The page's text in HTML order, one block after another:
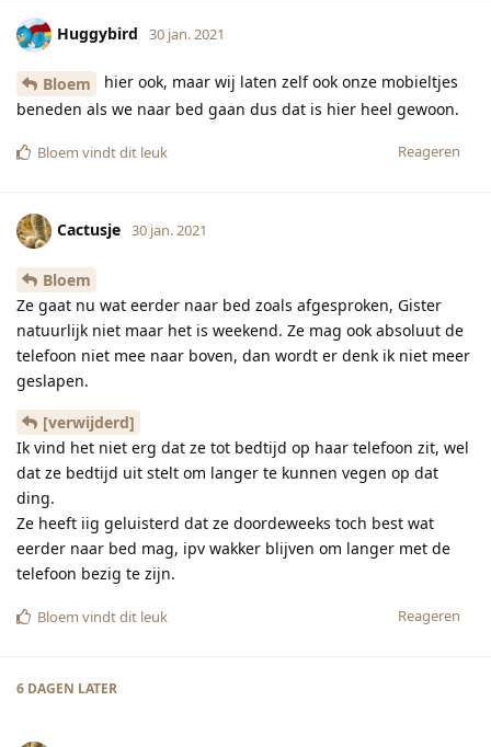
Huggybird 30 jan. 2021
Bloem
hier ook, maar wij laten zelf ook onze mobieltjes
beneden als we naar bed gaan dus dat is hier heel gewoon.
Reageren
Bloem vindt dit leuk
Cactusje 30 jan. 2021
Bloem
Ze gaat nu wat eerder naar bed zoals afgesproken, Gister
natuurlijk niet maar het is weekend. Ze mag ook absoluut de
telefoon niet mee naar boven, dan wordt er denk ik niet meer
geslapen.
[verwijderd]
Ik vind het niet erg dat ze tot bedtijd op haar telefoon zit, wel
dat ze bedtijd uit stelt om langer te kunnen vegen op dat
ding.
Ze heeft iig geluisterd dat ze doordeweeks toch best wat
eerder naar bed mag, ipv wakker blijven om langer met de
telefoon bezig te zijn.
Reageren
Bloem vindt dit leuk
6 DAGEN LATER